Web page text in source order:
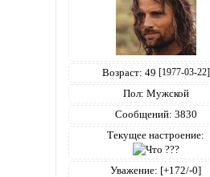
Возраст: 49 [1977-03-22]
Пол: Мужской
Сообщений: 3830
Текущее настроение:
Уважение: [+172/-0]